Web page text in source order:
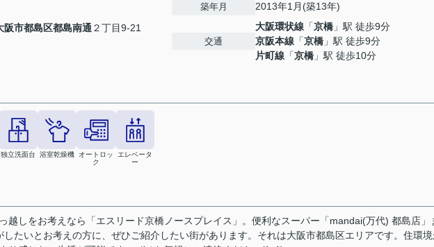
阪市都島区都島南通 ２丁目9-21
築年月 2013年1月(築13年)
交通
大阪環状線 「京橋 」駅 徒歩9分
京阪本線 「京橋 」駅 徒歩9分
片町線 「京橋 」駅 徒歩10分
独立洗面台 浴室乾燥機
オートロッ
ク
エレベータ
ー
越しをお考えなら「エスリード京橋ノースプレイス」。便利なスーパー「mandai(万代) 都島店」
たいとお考えの方に、ぜひご紹介したい街があります。それは大阪市都島区エリアです。住環